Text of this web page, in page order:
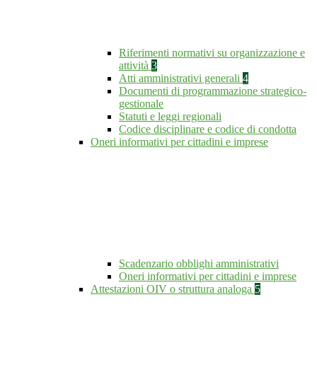
Riferimenti normativi su organizzazione e
attività 3
Atti amministrativi generali 4
Documenti di programmazione strategico-
gestionale
Statuti e leggi regionali
Codice disciplinare e codice di condotta
Oneri informativi per cittadini e imprese
Scadenzario obblighi amministrativi
Oneri informativi per cittadini e imprese
Attestazioni OIV o struttura analoga 5